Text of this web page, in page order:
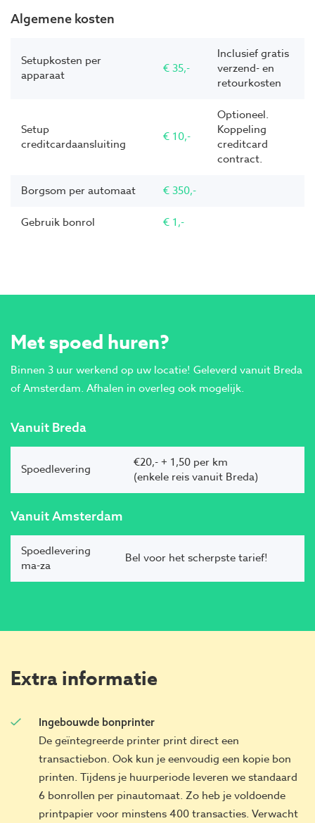
Algemene kosten
Setupkosten per
apparaat
€ 35,-
Inclusief gratis
verzend- en
retourkosten
Setup
creditcardaansluiting
€ 10,-
Optioneel.
Koppeling
creditcard
contract.
Borgsom per automaat € 350,-
Gebruik bonrol € 1,-
Met spoed huren?
Binnen 3 uur werkend op uw locatie! Geleverd vanuit Breda
of Amsterdam. Afhalen in overleg ook mogelijk.
Vanuit Breda
Spoedlevering
€20,- + 1,50 per km
(enkele reis vanuit Breda)
Vanuit Amsterdam
Spoedlevering
ma-za
Bel voor het scherpste tarief!
Extra informatie
Ingebouwde bonprinter
De geïntegreerde printer print direct een
transactiebon. Ook kun je eenvoudig een kopie bon
printen. Tijdens je huurperiode leveren we standaard
6 bonrollen per pinautomaat. Zo heb je voldoende
printpapier voor minstens 400 transacties. Verwacht